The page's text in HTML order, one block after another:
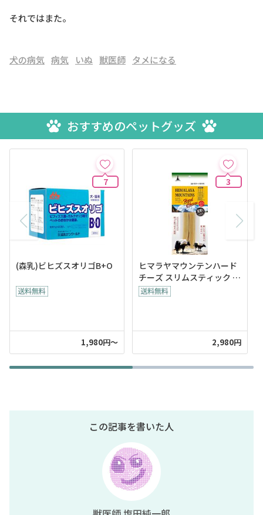
それではまた。
犬の病気 病気 いぬ 獣医師 タメになる
おすすめのペットグッズ
7
(森乳)ビヒズスオリゴB+O
1,980円～
3
ヒマラヤマウンテンハード
チーズ スリムスティック 2
本入×2個(計4本)
2,980円
この記事を書いた人